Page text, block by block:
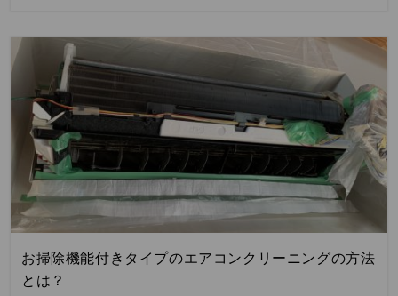
お掃除機能付きタイプのエアコンクリーニングの方法
とは？